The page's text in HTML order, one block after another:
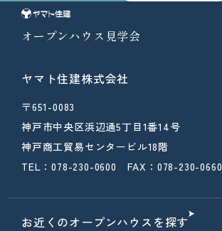
オープンハウス見学会
ヤマト住建株式会社
〒651-0083
神戸市中央区浜辺通5丁目1番14号
神戸商工貿易センタービル18階
TEL：078-230-0600 FAX：078-230-0660
お近くのオープンハウスを探す